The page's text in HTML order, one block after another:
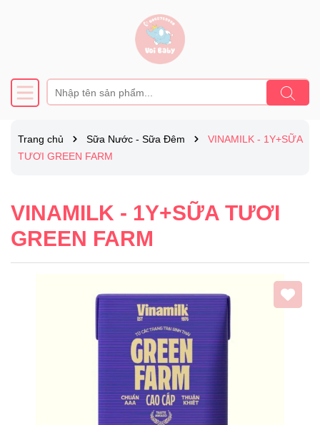
Trang chủ Sữa Nước - Sữa Đêm
VINAMILK - 1Y+SỮA
TƯƠI GREEN FARM
VINAMILK - 1Y+SỮA TƯƠI
GREEN FARM